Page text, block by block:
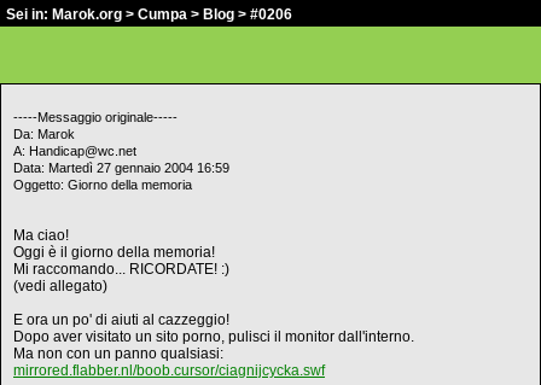
Sei in: Marok.org > Cumpa > Blog > #0206
-----Messaggio originale-----
Da: Marok
A: Handicap@wc.net
Data: Martedì 27 gennaio 2004 16:59
Oggetto: Giorno della memoria
Ma ciao!
Oggi è il giorno della memoria!
Mi raccomando... RICORDATE! :)
(vedi allegato)
E ora un po' di aiuti al cazzeggio!
Dopo aver visitato un sito porno, pulisci il monitor dall'interno.
Ma non con un panno qualsiasi:
mirrored.flabber.nl/boob.cursor/ciagnijcycka.swf